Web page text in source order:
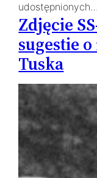
udostępnionych…
Zdjęcie
sugestie
Tuska